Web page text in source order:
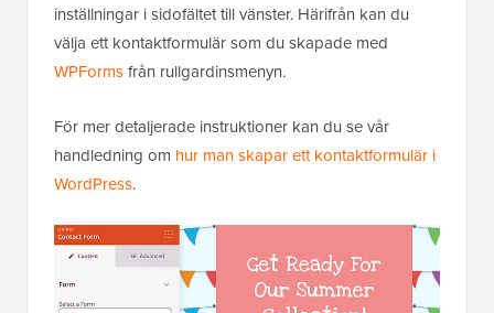
inställningar i sidofältet till vänster. Härifrån kan du
välja ett kontaktformulär som du skapade med
WPFormsfrån rullgardinsmenyn.
För mer detaljerade instruktioner kan du se vår
handledning om hur man skapar ett kontaktformulär i
WordPress.